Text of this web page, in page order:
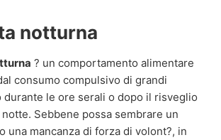
notturna
? un comportamento alimentare
consumo compulsivo di grandi
durante le ore serali o dopo il risveglio
Sebbene possa sembrare un
una mancanza di forza di volont?, in